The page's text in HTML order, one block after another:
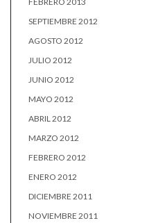
SEPTIEMBRE 2012
AGOSTO 2012
JULIO 2012
JUNIO 2012
MAYO 2012
ABRIL 2012
MARZO 2012
FEBRERO 2012
ENERO 2012
DICIEMBRE 2011
NOVIEMBRE 2011